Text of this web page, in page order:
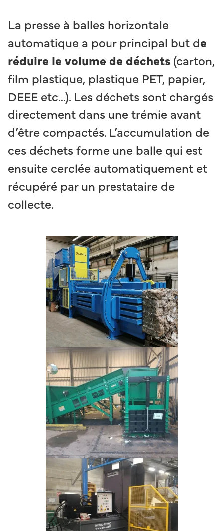
La presse à balles horizontale
automatique a pour principal but de
réduire le volume de déchets (carton,
film plastique, plastique PET, papier,
DEEE etc…). Les déchets sont chargés
directement dans une trémie avant
d’être compactés. L’accumulation de
ces déchets forme une balle qui est
ensuite cerclée automatiquement et
récupéré par un prestataire de
collecte.